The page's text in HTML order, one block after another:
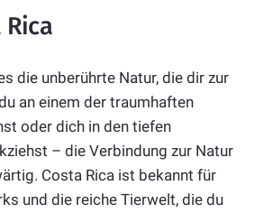
Rica
die unberührte Natur, die dir zur
an einem der traumhaften
oder dich in den tiefen
– die Verbindung zur Natur
Costa Rica ist bekannt für
und die reiche Tierwelt, die du